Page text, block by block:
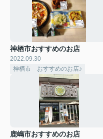
神栖市おすすめのお店
2022.09.30
神栖市 おすすめのお店♪
鹿嶋市おすすめのお店